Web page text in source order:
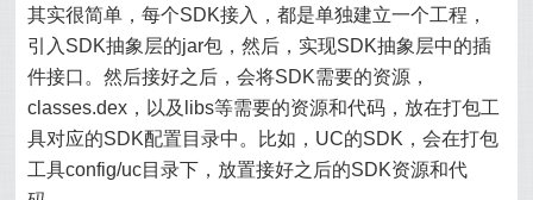
其实很简单，每个SDK接入，都是单独建立一个工程，
引入SDK抽象层的jar包，然后，实现SDK抽象层中的插
件接口。然后接好之后，会将SDK需要的资源，
classes.dex，以及libs等需要的资源和代码，放在打包工
具对应的SDK配置目录中。比如，UC的SDK，会在打包
工具config/uc目录下，放置接好之后的SDK资源和代